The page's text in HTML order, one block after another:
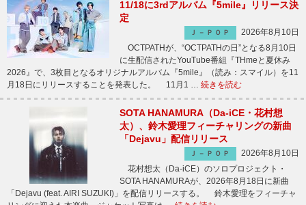
11/18に3rdアルバム『5mile』リリース決
定
Ｊ－ＰＯＰ
2026年8月10日
OCTPATHが、“OCTPATHの日”となる8月10日
に生配信されたYouTube番組『THmeと夏休み
2026』で、3枚目となるオリジナルアルバム『5mile』（読み：スマイル）を11
月18日にリリースすることを発表した。 11月1 … 続きを読む
SOTA HANAMURA（Da-iCE・花村想
太）、鈴木愛理フィーチャリングの新曲
「Dejavu」配信リリース
Ｊ－ＰＯＰ
2026年8月10日
花村想太（Da-iCE）のソロプロジェクト・
SOTA HANAMURAが、2026年8月18日に新曲
「Dejavu (feat. AIRI SUZUKI)」を配信リリースする。 鈴木愛理をフィーチャ